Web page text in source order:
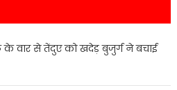
के वार से तेंदुए को खदेड़ बुजुर्ग ने बचाई